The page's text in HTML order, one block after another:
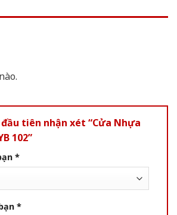
tiên nhận xét “Cửa Nhựa
102”
*
*